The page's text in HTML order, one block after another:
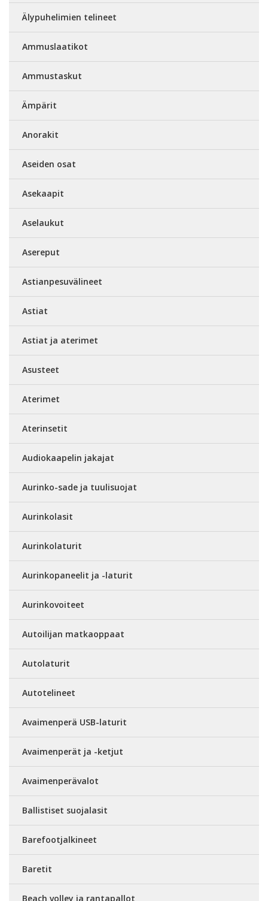
Älypuhelimien telineet
Ammuslaatikot
Ammustaskut
Ämpärit
Anorakit
Aseiden osat
Asekaapit
Aselaukut
Asereput
Astianpesuvälineet
Astiat
Astiat ja aterimet
Asusteet
Aterimet
Aterinsetit
Audiokaapelin jakajat
Aurinko-sade ja tuulisuojat
Aurinkolasit
Aurinkolaturit
Aurinkopaneelit ja -laturit
Aurinkovoiteet
Autoilijan matkaoppaat
Autolaturit
Autotelineet
Avaimenperä USB-laturit
Avaimenperät ja -ketjut
Avaimenperävalot
Ballistiset suojalasit
Barefootjalkineet
Baretit
Beach volley ja rantapallot